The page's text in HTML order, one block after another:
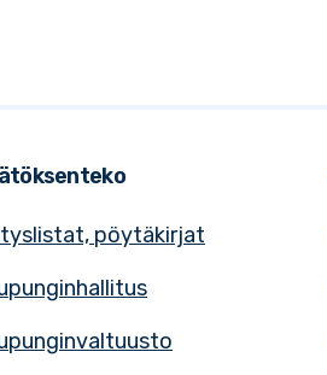
pöytäkirjat